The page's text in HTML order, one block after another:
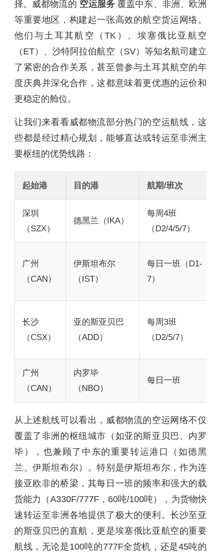
择。威都物流的 空运服务 覆盖中东、非洲、欧洲
等重要地区，构建起一张高效的航空货运网络。
他们与土耳其航空（TK）、埃塞俄比亚航空
（ET）、沙特阿拉伯航空（SV）等知名航司建立
了紧密的合作关系，甚至曾参与土耳其航空的年
度庆典并深化合作，这都意味着更优惠的运价和
更稳定的舱位。
让我们来看看威都物流部分热门的空运航线，这
些都是经过精心规划，能够直达或转运至非洲主
要枢纽的优势线路：
起始港 目的港 航期/班次
深圳
（SZX）
德黑兰（IKA）
每周4班
（D2/4/5/7）
广州
（CAN）
伊斯坦布尔
（IST）
每日一班（D1-
7）
长沙
（CSX）
亚的斯亚贝巴
（ADD）
每周3班
（D2/5/7）
广州
（CAN）
内罗毕
（NBO）
每日一班
从上述航线可以看出，威都物流的空运网络不仅
覆盖了非洲的枢纽城市（如亚的斯亚贝巴、内罗
毕），也兼顾了中东的重要转运港口（如德黑
兰、伊斯坦布尔）。特别是伊斯坦布尔，作为连
接亚欧非的桥梁，其每日一班的频率和强大的载
货能力（A330F/777F，60吨/100吨），为货物快
速转运至非洲各地提供了极大的便利。长沙至亚
的斯亚贝巴的直航，更是埃塞俄比亚航空的重要
航线，无论是100吨的777F全货机，还是45吨的